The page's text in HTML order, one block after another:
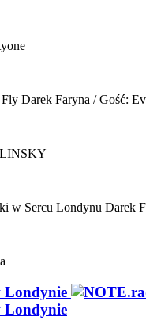
Fly Darek Faryna / Gość:
w Sercu Londynu Darek